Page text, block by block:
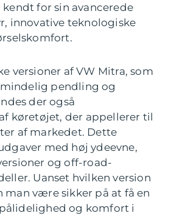
for sin avancerede
innovative teknologiske
versioner af VW Mitra, som
pendling og
der også
køretøjet, der appellerer til
af markedet. Dette
med høj ydeevne,
og off-road-
Uanset hvilken version
man være sikker på at få en
og komfort i